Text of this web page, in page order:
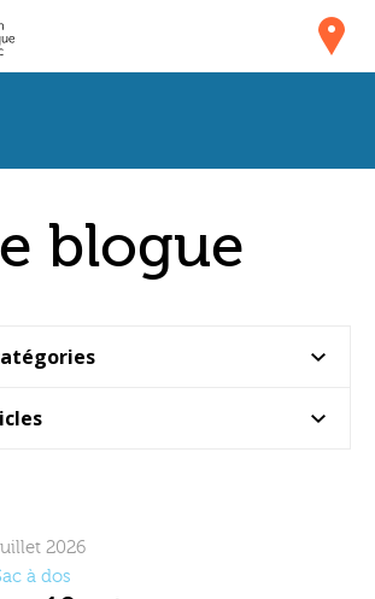
blogue
2026
à dos